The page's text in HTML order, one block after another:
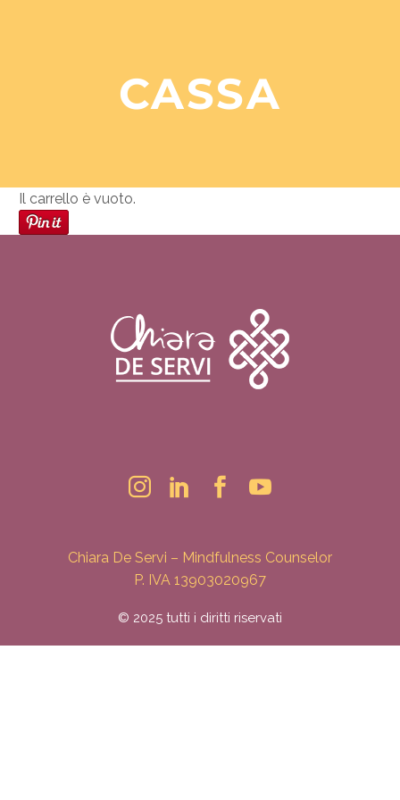
CASSA
Il carrello è vuoto.
Chiara De Servi – Mindfulness Counselor
P. IVA 13903020967
© 2025 tutti i diritti riservati